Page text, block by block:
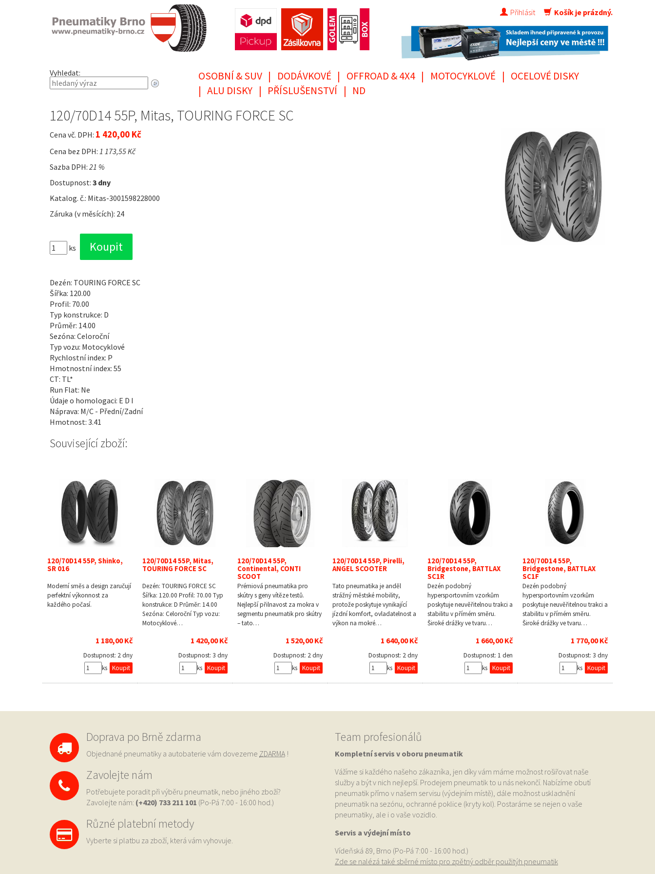
Přihlásit Košík je prázdný.
Vyhledat: OSOBNÍ & SUV | DODÁVKOVÉ | OFFROAD & 4X4 | MOTOCYKLOVÉ | OCELOVÉ DISKY
| ALU DISKY | PŘÍSLUŠENSTVÍ | ND
120/70D14 55P, Mitas, TOURING FORCE SC
Cena vč. DPH: 1 420,00 Kč
Cena bez DPH: 1 173,55 Kč
Sazba DPH: 21 %
Dostupnost: 3 dny
Katalog. č.: Mitas-3001598228000
Záruka (v měsících): 24
ks
Dezén: TOURING FORCE SC
Šířka: 120.00
Profil: 70.00
Typ konstrukce: D
Průměr: 14.00
Sezóna: Celoroční
Typ vozu: Motocyklové
Rychlostní index: P
Hmotnostní index: 55
CT: TL*
Run Flat: Ne
Údaje o homologaci: E D I
Náprava: M/C - Přední/Zadní
Hmotnost: 3.41
Související zboží:
120/70D14 55P, Shinko,
SR 016
Moderní směs a design zaručují
perfektní výkonnost za
každého počasí.
1 180,00 Kč
Dostupnost: 2 dny
ks
120/70D14 55P, Mitas,
TOURING FORCE SC
Dezén: TOURING FORCE SC
Šířka: 120.00 Profil: 70.00 Typ
konstrukce: D Průměr: 14.00
Sezóna: Celoroční Typ vozu:
Motocyklové…
1 420,00 Kč
Dostupnost: 3 dny
ks
120/70D14 55P,
Continental, CONTI
SCOOT
Prémiová pneumatika pro
skútry s geny vítěze testů.
Nejlepší přilnavost za mokra v
segmentu pneumatik pro skútry
– tato…
1 520,00 Kč
Dostupnost: 2 dny
ks
120/70D14 55P, Pirelli,
ANGEL SCOOTER
Tato pneumatika je anděl
strážný městské mobility,
protože poskytuje vynikající
jízdní komfort, ovladatelnost a
výkon na mokré…
1 640,00 Kč
Dostupnost: 2 dny
ks
120/70D14 55P,
Bridgestone, BATTLAX
SC1R
Dezén podobný
hypersportovním vzorkům
poskytuje neuvěřitelnou trakci a
stabilitu v přímém směru.
Široké drážky ve tvaru…
1 660,00 Kč
Dostupnost: 1 den
ks
120/70D14 55P,
Bridgestone, BATTLAX
SC1F
Dezén podobný
hypersportovním vzorkům
poskytuje neuvěřitelnou trakci a
stabilitu v přímém směru.
Široké drážky ve tvaru…
1 770,00 Kč
Dostupnost: 3 dny
ks
Doprava po Brně zdarma
Objednané pneumatiky a autobaterie vám dovezeme ZDARMA !
Zavolejte nám
Potřebujete poradit při výběru pneumatik, nebo jiného zboží?
Zavolejte nám: (+420) 733 211 101 (Po-Pá 7:00 - 16:00 hod.)
Různé platební metody
Vyberte si platbu za zboží, která vám vyhovuje.
Team profesionálů
Kompletní servis v oboru pneumatik
Vážíme si každého našeho zákazníka, jen díky vám máme možnost rošiřovat naše
služby a být v nich nejlepší. Prodejem pneumatik to u nás nekončí. Nabízíme obutí
pneumatik přímo v našem servisu (výdejním místě), dále možnost uskladnění
pneumatik na sezónu, ochranné poklice (kryty kol). Postaráme se nejen o vaše
pneumatiky, ale i o vaše vozidlo.
Servis a výdejní místo
Vídeňská 89, Brno (Po-Pá 7:00 - 16:00 hod.)
Zde se nalézá také sběrné místo pro zpětný odběr použitýh pneumatik